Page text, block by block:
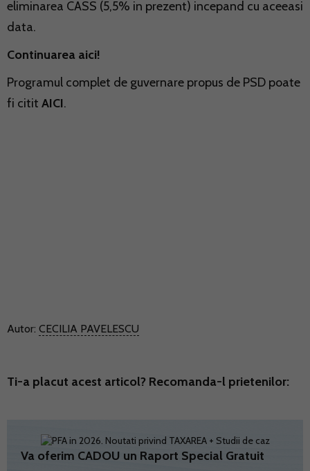
eliminarea CASS (5,5% in prezent) incepand cu aceeasi
data.
Continuarea aici!
Programul complet de guvernare propus de PSD poate
fi citit AICI.
Autor: CECILIA PAVELESCU
Ti-a placut acest articol? Recomanda-l prietenilor:
Va oferim CADOU un Raport Special Gratuit